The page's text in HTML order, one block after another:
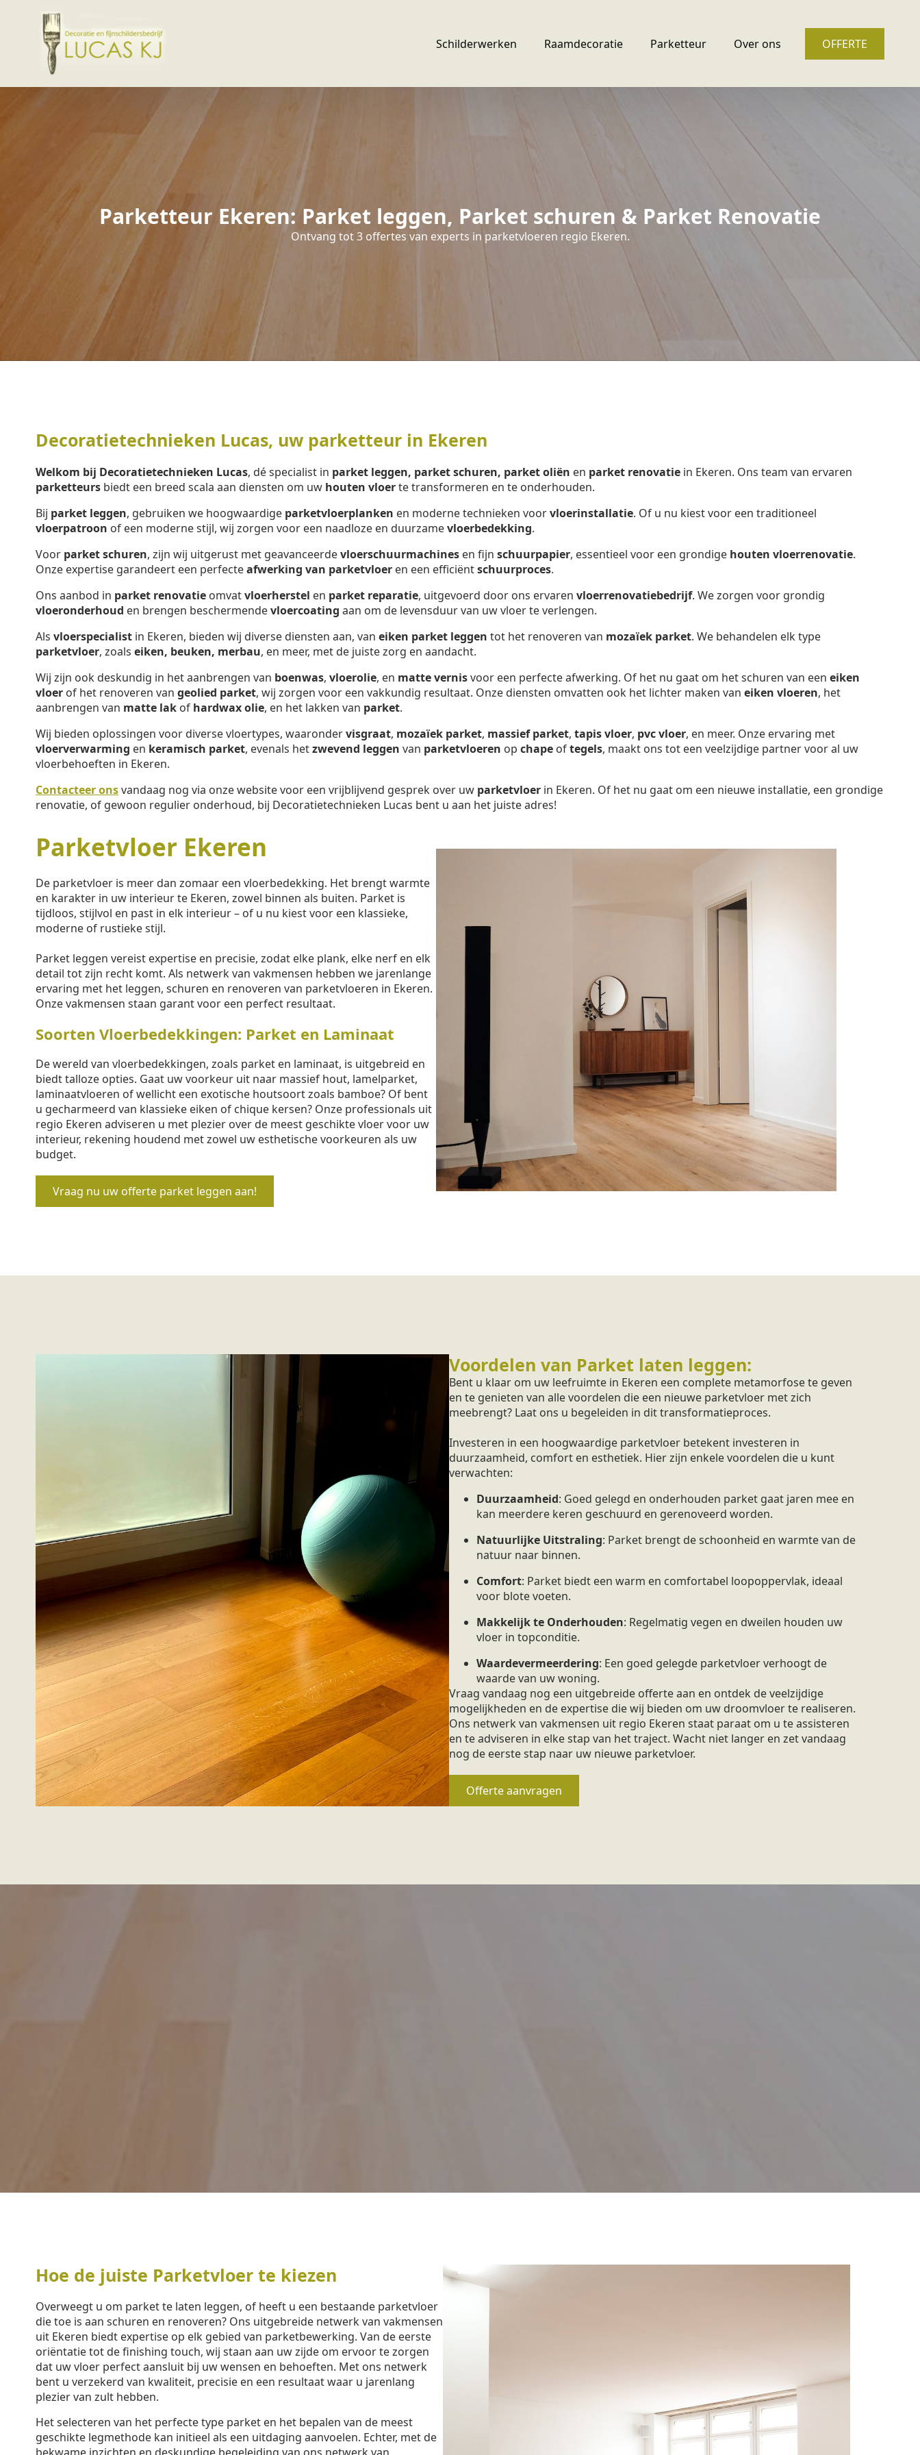
Schilderwerken Raamdecoratie Parketteur Over ons OFFERTE
Parketteur Ekeren: Parket leggen, Parket schuren & Parket Renovatie
Ontvang tot 3 offertes van experts in parketvloeren regio Ekeren.
Decoratietechnieken Lucas, uw parketteur in Ekeren
Welkom bij Decoratietechnieken Lucas, dé specialist in parket leggen, parket schuren, parket oliën en parket renovatie in Ekeren. Ons team van ervaren
parketteurs biedt een breed scala aan diensten om uw houten vloerte transformeren en te onderhouden.
Bij parket leggen, gebruiken we hoogwaardige parketvloerplanken en moderne technieken voorvloerinstallatie. Of u nu kiest voor een traditioneel
vloerpatroon of een moderne stijl, wij zorgen voor een naadloze en duurzamevloerbedekking.
Voor parket schuren, zijn wij uitgerust met geavanceerdevloerschuurmachines en fijn schuurpapier, essentieel voor een grondige houten vloerrenovatie.
Onze expertise garandeert een perfecteafwerking van parketvloer en een efficiëntschuurproces.
Ons aanbod in parket renovatie omvatvloerherstel en parket reparatie, uitgevoerd door ons ervaren vloerrenovatiebedrijf. We zorgen voor grondig
vloeronderhoud en brengen beschermendevloercoating aan om de levensduur van uw vloer te verlengen.
Als vloerspecialist in Ekeren, bieden wij diverse diensten aan, van eiken parket leggen tot het renoveren van mozaïek parket. We behandelen elk type
parketvloer, zoals eiken, beuken, merbau, en meer, met de juiste zorg en aandacht.
Wij zijn ook deskundig in het aanbrengen van boenwas, vloerolie, en matte vernisvoor een perfecte afwerking. Of het nu gaat om het schuren van een eiken
vloer of het renoveren van geolied parket, wij zorgen voor een vakkundig resultaat. Onze diensten omvatten ook het lichter maken van eiken vloeren, het
aanbrengen van matte lak of hardwax olie, en het lakken van parket.
Wij bieden oplossingen voor diverse vloertypes, waarondervisgraat, mozaïek parket, massief parket, tapis vloer, pvc vloer, en meer. Onze ervaring met
vloerverwarming en keramisch parket, evenals hetzwevend leggen van parketvloeren op chape oftegels, maakt ons tot een veelzijdige partner voor al uw
vloerbehoeften in Ekeren.
Contacteer onsvandaag nog via onze website voor een vrijblijvend gesprek over uw parketvloer in Ekeren. Of het nu gaat om een nieuwe installatie, een grondige
renovatie, of gewoon regulier onderhoud, bij Decoratietechnieken Lucas bent u aan het juiste adres!
Parketvloer Ekeren
De parketvloer is meer dan zomaar een vloerbedekking. Het brengt warmte
en karakter in uw interieur te Ekeren, zowel binnen als buiten. Parket is
tijdloos, stijlvol en past in elk interieur – of u nu kiest voor een klassieke,
moderne of rustieke stijl.
Parket leggen vereist expertise en precisie, zodat elke plank, elke nerf en elk
detail tot zijn recht komt. Als netwerk van vakmensen hebben we jarenlange
ervaring met het leggen, schuren en renoveren van parketvloeren in Ekeren.
Onze vakmensen staan garant voor een perfect resultaat.
Soorten Vloerbedekkingen: Parket en Laminaat
De wereld van vloerbedekkingen, zoals parket en laminaat, is uitgebreid en
biedt talloze opties. Gaat uw voorkeur uit naar massief hout, lamelparket,
laminaatvloeren of wellicht een exotische houtsoort zoals bamboe? Of bent
u gecharmeerd van klassieke eiken of chique kersen? Onze professionals uit
regio Ekeren adviseren u met plezier over de meest geschikte vloer voor uw
interieur, rekening houdend met zowel uw esthetische voorkeuren als uw
budget.
Vraag nu uw offerte parket leggen aan!
Voordelen van Parket laten leggen:
Bent u klaar om uw leefruimte in Ekeren een complete metamorfose te geven
en te genieten van alle voordelen die een nieuwe parketvloer met zich
meebrengt? Laat ons u begeleiden in dit transformatieproces.
Investeren in een hoogwaardige parketvloer betekent investeren in
duurzaamheid, comfort en esthetiek. Hier zijn enkele voordelen die u kunt
verwachten:
Duurzaamheid: Goed gelegd en onderhouden parket gaat jaren mee en
kan meerdere keren geschuurd en gerenoveerd worden.
Natuurlijke Uitstraling: Parket brengt de schoonheid en warmte van de
natuur naar binnen.
Comfort: Parket biedt een warm en comfortabel loopoppervlak, ideaal
voor blote voeten.
Makkelijk te Onderhouden: Regelmatig vegen en dweilen houden uw
vloer in topconditie.
Waardevermeerdering: Een goed gelegde parketvloer verhoogt de
waarde van uw woning.
Vraag vandaag nog een uitgebreide offerte aan en ontdek de veelzijdige
mogelijkheden en de expertise die wij bieden om uw droomvloer te realiseren.
Ons netwerk van vakmensen uit regio Ekeren staat paraat om u te assisteren
en te adviseren in elke stap van het traject. Wacht niet langer en zet vandaag
nog de eerste stap naar uw nieuwe parketvloer.
Offerte aanvragen
Hoe de juiste Parketvloer te kiezen
Overweegt u om parket te laten leggen, of heeft u een bestaande parketvloer
die toe is aan schuren en renoveren? Ons uitgebreide netwerk van vakmensen
uit Ekeren biedt expertise op elk gebied van parketbewerking. Van de eerste
oriëntatie tot de finishing touch, wij staan aan uw zijde om ervoor te zorgen
dat uw vloer perfect aansluit bij uw wensen en behoeften. Met ons netwerk
bent u verzekerd van kwaliteit, precisie en een resultaat waar u jarenlang
plezier van zult hebben.
Het selecteren van het perfecte type parket en het bepalen van de meest
geschikte legmethode kan initieel als een uitdaging aanvoelen. Echter, met de